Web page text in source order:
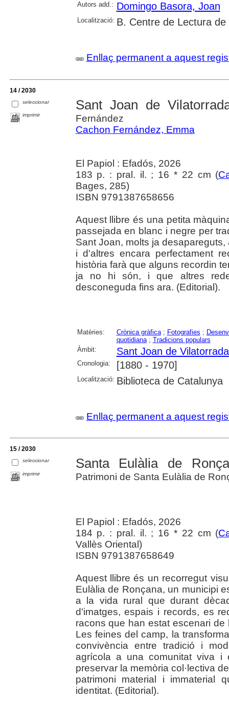
Autors add.: Domingo Basora, Joan
Localització: B. Centre de Lectura de
Enllaç permanent a aquest
14 / 2030
seleccionar
imprimir
Sant Joan de
Fernández
Cachon Fernández, Emma
El Papiol : Efadós, 2026
183 p. : pral. il. ; 16 * 22 cm (
Bages, 285)
ISBN 9791387658656
Aquest llibre és una petita
passejada en blanc i negre per
Sant Joan, molts ja
i d'altres encara perfectament
història farà que alguns recordin
ja no hi són, i que altres
desconeguda fins ara. (Editorial).
Matèries: Crònica gràfica; Fotografies ;
quotidiana; Tradicions populars
Àmbit:
Sant Joan de Vilatorrada
Cronologia: [1880 - 1970]
Localització: Biblioteca de Catalunya
Enllaç permanent a aquest
15 / 2030
seleccionar
imprimir
Santa Eulàlia de
Patrimoni de Santa Eulàlia de
El Papiol : Efadós, 2026
184 p. : pral. il. ; 16 * 22 cm (
Vallès Oriental)
ISBN 9791387658649
Aquest llibre és un recorregut
Eulàlia de Ronçana, un municipi
a la vida rural que durant
d'imatges, espais i records, es
racons que han estat escenari
Les feines del camp, la
convivència entre tradició i
agrícola a una comunitat viva i
preservar la memòria col·lectiva
patrimoni material i immaterial
identitat. (Editorial).